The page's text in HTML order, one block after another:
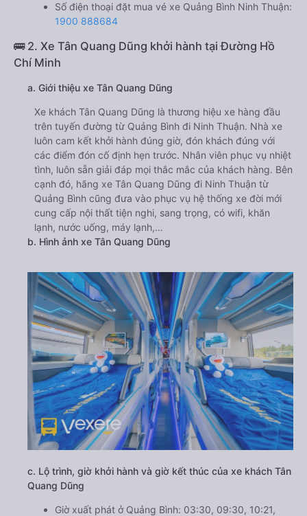
Số điện thoại đặt mua vé xe Quảng Bình Ninh Thuận:
1900 888684
🚌 2. Xe Tân Quang Dũng khởi hành tại Đường Hồ
Chí Minh
a. Giới thiệu xe Tân Quang Dũng
Xe khách Tân Quang Dũng là thương hiệu xe hàng đầu
trên tuyến đường từ Quảng Bình đi Ninh Thuận. Nhà xe
luôn cam kết khởi hành đúng giờ, đón khách đúng với
các điểm đón cố định hẹn trước. Nhân viên phục vụ nhiệt
tình, luôn sẵn giải đáp mọi thắc mắc của khách hàng. Bên
cạnh đó, hãng xe Tân Quang Dũng đi Ninh Thuận từ
Quảng Bình cũng đưa vào phục vụ hệ thống xe đời mới
cung cấp nội thất tiện nghi, sang trọng, có wifi, khăn
lạnh, nước uống, máy lạnh,…
b. Hình ảnh xe Tân Quang Dũng
c. Lộ trình, giờ khởi hành và giờ kết thúc của xe khách Tân
Quang Dũng
Giờ xuất phát ở Quảng Bình: 03:30, 09:30, 10:21,